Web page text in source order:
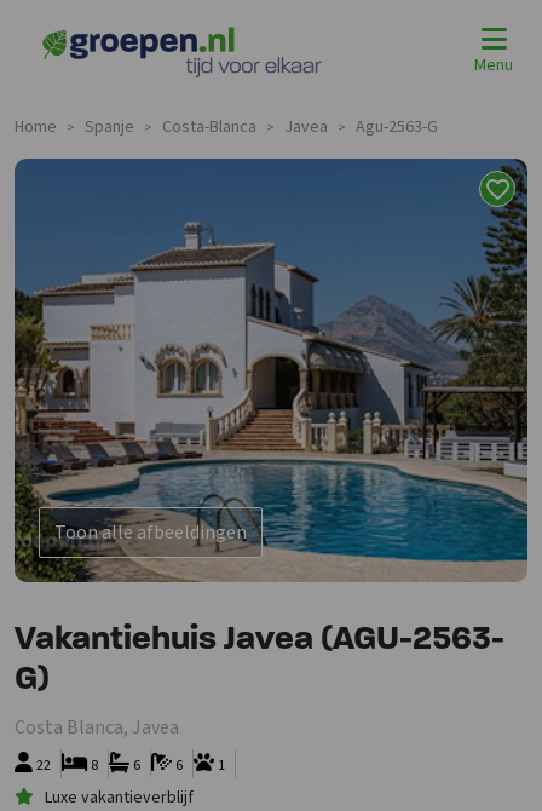
Menu
Home > Spanje > Costa-Blanca > Javea > Agu-2563-G
Toon alle afbeeldingen
Vakantiehuis Javea (AGU-2563-
G)
Costa Blanca, Javea
22 1
6
6
8
Luxe vakantieverblijf